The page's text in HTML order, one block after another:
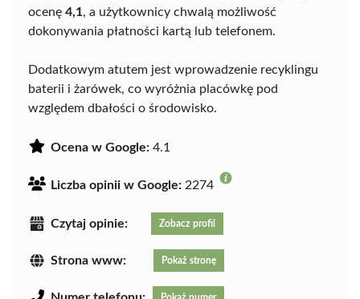
ocenę 4,1, a użytkownicy chwalą możliwość
dokonywania płatności kartą lub telefonem.
Dodatkowym atutem jest wprowadzenie recyklingu
baterii i żarówek, co wyróżnia placówkę pod
względem dbałości o środowisko.
Ocena w Google: 4.1
Liczba opinii w Google: 2274
Czytaj opinie: Zobacz profil
Strona www: Pokaż stronę